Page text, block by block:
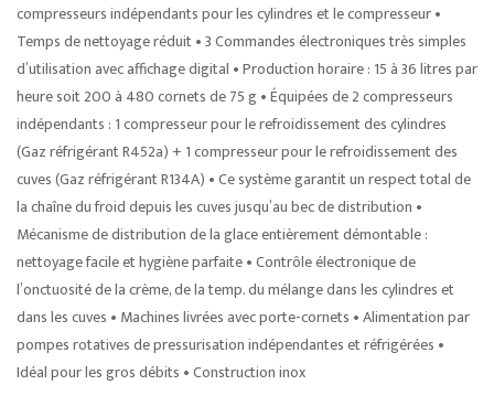
compresseurs indépendants pour les cylindres et le compresseur •
Temps de nettoyage réduit • 3 Commandes électroniques très simples
d’utilisation avec affichage digital • Production horaire : 15 à 36 litres par
heure soit 200 à 480 cornets de 75 g • Équipées de 2 compresseurs
indépendants : 1 compresseur pour le refroidissement des cylindres
(Gaz réfrigérant R452a) + 1 compresseur pour le refroidissement des
cuves (Gaz réfrigérant R134A) • Ce système garantit un respect total de
la chaîne du froid depuis les cuves jusqu’au bec de distribution •
Mécanisme de distribution de la glace entièrement démontable :
nettoyage facile et hygiène parfaite • Contrôle électronique de
l’onctuosité de la crème, de la temp. du mélange dans les cylindres et
dans les cuves • Machines livrées avec porte-cornets • Alimentation par
pompes rotatives de pressurisation indépendantes et réfrigérées •
Idéal pour les gros débits • Construction inox